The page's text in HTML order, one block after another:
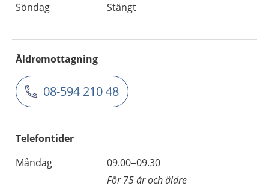
Söndag
Stängt
Äldremottagning
08-594 210 48
Telefontider
Måndag
09.00–09.30
För 75 år och äldre